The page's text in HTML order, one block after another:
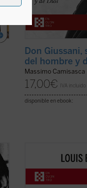
Don Giussani,
del hombre y
Massimo Camisasca
17,00€ IVA incluido
disponible en ebook:
Desde Hadewijch
Teresa del Niño
Trinidad: cinco